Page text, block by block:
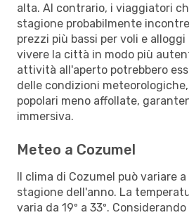
alta. Al contrario, i viaggiatori
stagione probabilmente
prezzi più bassi per voli e
vivere la città in modo più
attività all'aperto potrebbero
delle condizioni
popolari meno affollate,
immersiva.
Meteo a Cozumel
Il clima di Cozumel può variare
stagione dell'anno. La
varia da 19º a 33º.